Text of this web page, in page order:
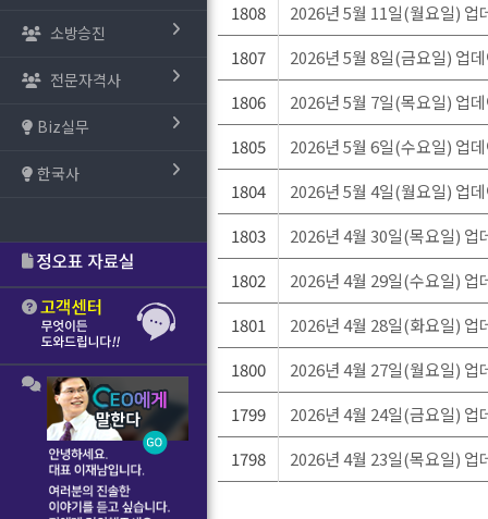
소방승진
전문자격사
Biz실무
한국사
1808
2026년 5월 11일(월요일) 업
1807
2026년 5월 8일(금요일) 업
1806
2026년 5월 7일(목요일) 업
1805
2026년 5월 6일(수요일) 업
1804
2026년 5월 4일(월요일) 업
1803
2026년 4월 30일(목요일) 업
1802
2026년 4월 29일(수요일) 업
1801
2026년 4월 28일(화요일) 업
1800
2026년 4월 27일(월요일) 업
1799
2026년 4월 24일(금요일) 업
1798
2026년 4월 23일(목요일) 업